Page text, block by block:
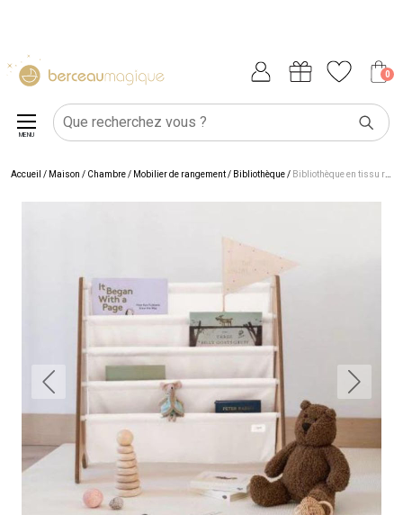
0
MENU
Accueil / Maison / Chambre/ Mobilier de rangement/ Bibliothèque/ Bibliothèque en tissu recyclé Uni crème